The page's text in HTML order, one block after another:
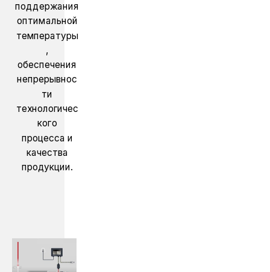
поддержания
оптимальной
температуры
,
обеспечения
непрерывнос
ти
технологичес
кого
процесса и
качества
продукции.